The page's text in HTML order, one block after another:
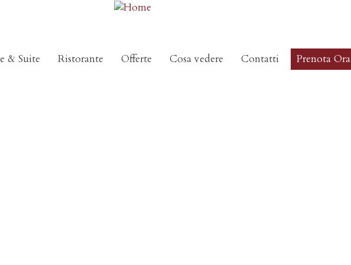
& Suite Ristorante Offerte Cosa vedere Contatti Prenota Ora